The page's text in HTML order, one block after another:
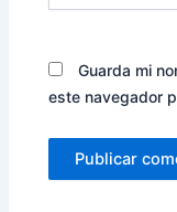
Guarda mi
este navegador